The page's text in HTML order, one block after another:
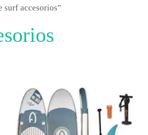
surf accesorios”